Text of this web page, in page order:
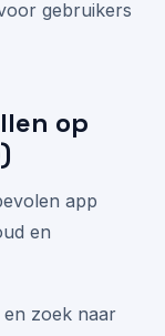
gebruikers
op
app
en
zoek naar